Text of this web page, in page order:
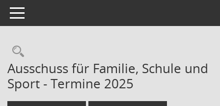
Toggle navigation
Rechercheauswahl
Ausschuss für Familie, Schule und
Sport - Termine 2025